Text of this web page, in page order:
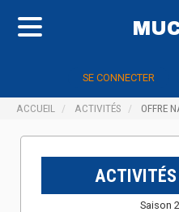
SE CONNECTER
ACCUEIL ACTIVITÉS OFFRE
ACTIVITÉS
Saison